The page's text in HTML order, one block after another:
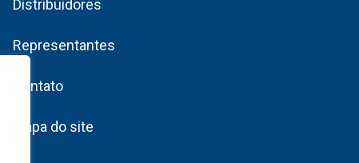
Distribuidores
Representantes
Contato
Mapa do site